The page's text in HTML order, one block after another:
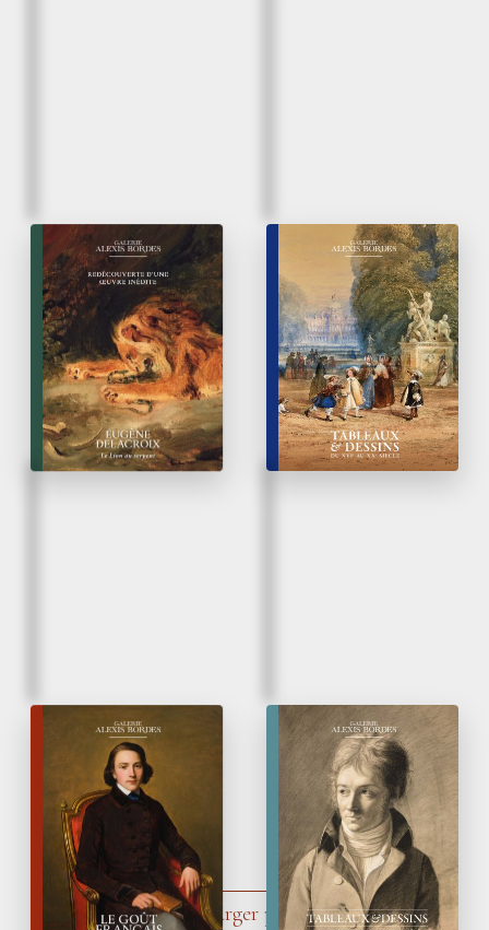
Mars 2026
Eugène Delacroix |
Le Lion au serpent
Redécouverte d’une œuvre
inédite
Mars 2026
Tableaux & Dessins
du XVIeau XXesiècle
Automne 2025
Le Goût français
Printemps 2025
Tableaux&Dessins
de la Renaissance
siècle
Charger plus